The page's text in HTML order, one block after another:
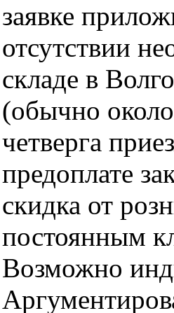
заявке
отсутствии
складе в
(обычно
четверга
предоплате
скидка от
постоянным
Возможно